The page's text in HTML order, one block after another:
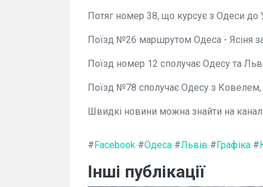
Потяг номер 38, що курсує з Одеси до
Поїзд №26 маршрутом Одеса - Ясіня
Поїзд номер 12 сполучає Одесу та
Поїзд №78 сполучає Одесу з Ковелем,
Швидкі новини можна знайти на
#Facebook #Одеса #Львів #Графіка #
Інші публікації